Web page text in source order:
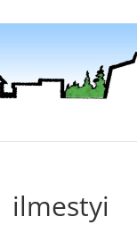
ilmestyi